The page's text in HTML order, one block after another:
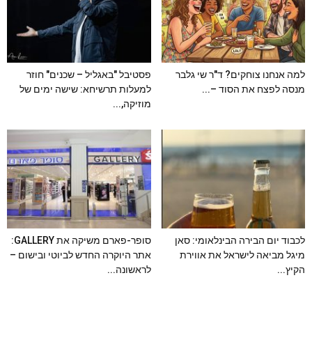
למה אנחנו צוחקים? ד"ר שי גלבר
מנסה לפצח את הסוד –...
פסטיבל "באגליל – שכנים" חוזר
למעלות תרשיחא: שישה ימים של
מוזיקה,...
לכבוד יום הבירה הבינלאומי: סאן
מיגל מביאה לישראל את אווירת
הקיץ...
סופר-פארם משיקה את GALLERY:
אתר היוקרה החדש לביוטי ובישום –
לראשונה...